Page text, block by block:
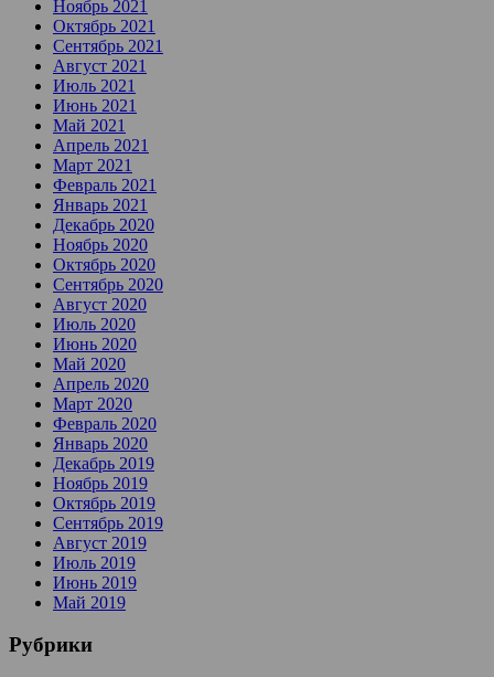
Ноябрь 2021
Октябрь 2021
Сентябрь 2021
Август 2021
Июль 2021
Июнь 2021
Май 2021
Апрель 2021
Март 2021
Февраль 2021
Январь 2021
Декабрь 2020
Ноябрь 2020
Октябрь 2020
Сентябрь 2020
Август 2020
Июль 2020
Июнь 2020
Май 2020
Апрель 2020
Март 2020
Февраль 2020
Январь 2020
Декабрь 2019
Ноябрь 2019
Октябрь 2019
Сентябрь 2019
Август 2019
Июль 2019
Июнь 2019
Май 2019
Рубрики